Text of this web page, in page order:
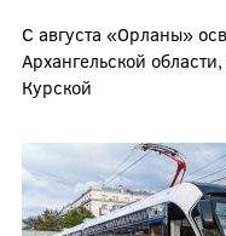
С августа «Орланы»
Архангельской
Курской